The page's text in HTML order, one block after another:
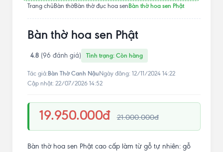
Trang chủ Bàn thờBàn thờ đục hoa senBàn thờ hoa sen Phật
Bàn thờ hoa sen Phật
4.8 (96 đánh giá) Tình trạng: Còn hàng
Tác giả:Bàn Thờ Canh Nậu Ngày đăng: 12/11/2024 14:22
Cập nhật: 22/07/2026 14:52
19.950.000đ 21.000.000đ
Bàn thờ hoa sen Phật cao cấp làm từ gỗ tự nhiên: gỗ